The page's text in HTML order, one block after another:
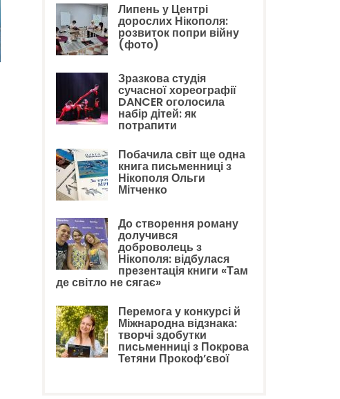
Липень у Центрі
дорослих Нікополя:
розвиток попри війну
(фото)
Зразкова студія
сучасної хореографії
DANCER оголосила
набір дітей: як
потрапити
Побачила світ ще одна
книга письменниці з
Нікополя Ольги
Мітченко
До створення роману
долучився
доброволець з
Нікополя: відбулася
презентація книги «Там
де світло не сягає»
Перемога у конкурсі й
Міжнародна відзнака:
творчі здобутки
письменниці з Покрова
Тетяни Прокоф’євої